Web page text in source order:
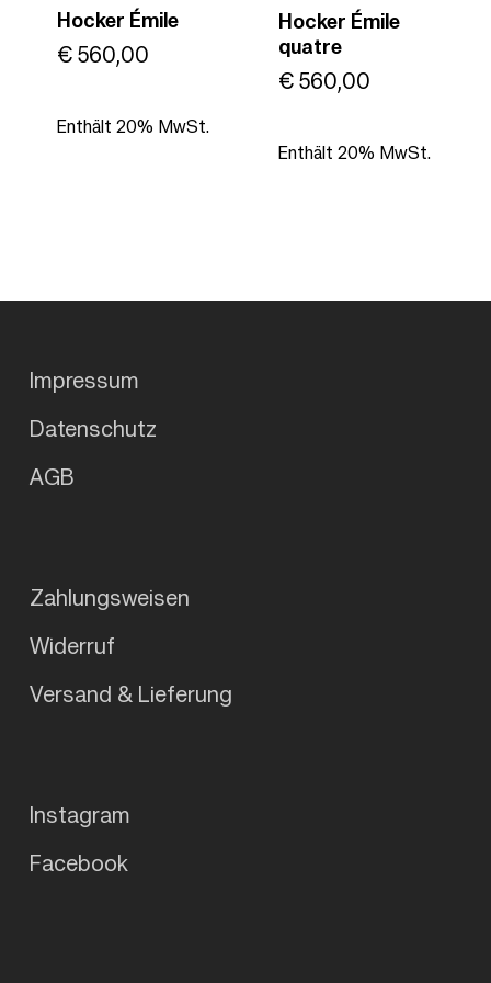
Hocker Émile
€560,00
Enthält 20% MwSt.
Hocker Émile
quatre
€560,00
Enthält 20% MwSt.
Impressum
Datenschutz
AGB
Zahlungsweisen
Widerruf
Versand & Lieferung
Instagram
Facebook